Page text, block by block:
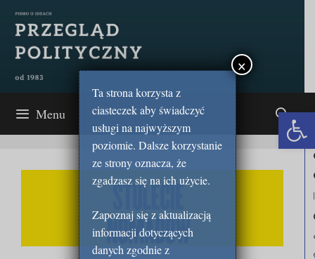
Przejdź
treści
Menu
Ta strona korzysta z
ciasteczek aby świadczyć
usługi na najwyższym
poziomie. Dalsze korzystanie
ze strony oznacza, że
zgadzasz się na ich użycie.
Zapoznaj się z aktualizacją
informacji dotyczących
danych zgodnie z
×